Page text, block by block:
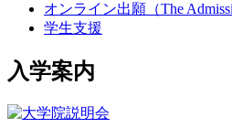
オンライン出願（The
学生支援
入学案内